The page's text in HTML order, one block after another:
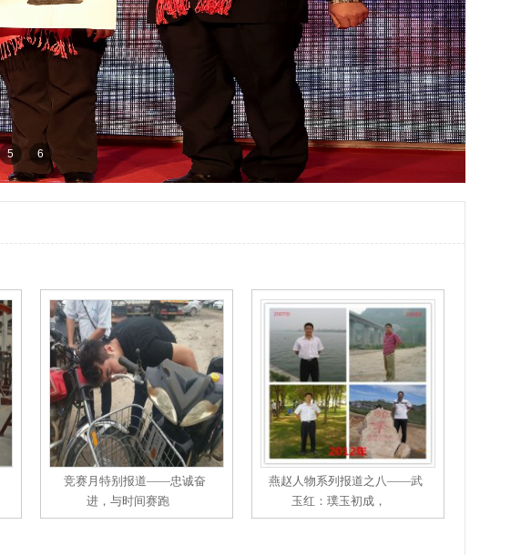
5 6
竞赛月特别报道——忠诚奋
进，与时间赛跑
燕赵人物系列报道之八——武
玉红：璞玉初成，